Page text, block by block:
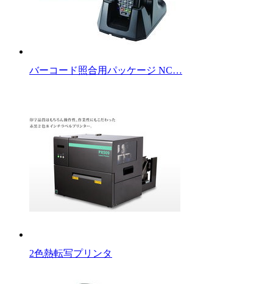
バーコード照合用パッケージ NC…
2色熱転写プリンタ